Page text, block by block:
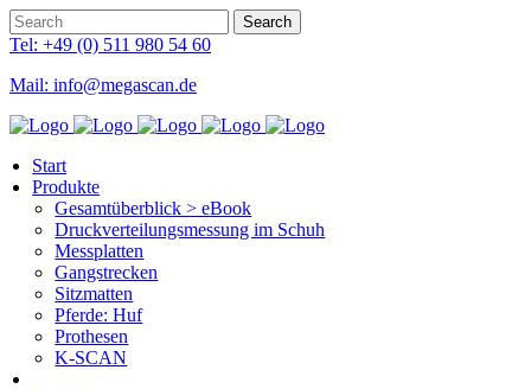
Tel: +49 (0) 511 980 54 60
Mail: info@megascan.de
Start
Produkte
Gesamtüberblick > eBook
Druckverteilungsmessung im Schuh
Messplatten
Gangstrecken
Sitzmatten
Pferde: Huf
Prothesen
K-SCAN